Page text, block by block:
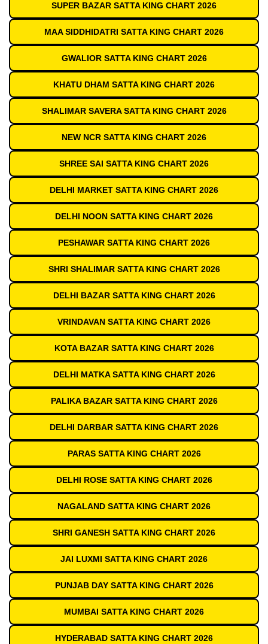
SUPER BAZAR SATTA KING CHART 2026
MAA SIDDHIDATRI SATTA KING CHART 2026
GWALIOR SATTA KING CHART 2026
KHATU DHAM SATTA KING CHART 2026
SHALIMAR SAVERA SATTA KING CHART 2026
NEW NCR SATTA KING CHART 2026
SHREE SAI SATTA KING CHART 2026
DELHI MARKET SATTA KING CHART 2026
DELHI NOON SATTA KING CHART 2026
PESHAWAR SATTA KING CHART 2026
SHRI SHALIMAR SATTA KING CHART 2026
DELHI BAZAR SATTA KING CHART 2026
VRINDAVAN SATTA KING CHART 2026
KOTA BAZAR SATTA KING CHART 2026
DELHI MATKA SATTA KING CHART 2026
PALIKA BAZAR SATTA KING CHART 2026
DELHI DARBAR SATTA KING CHART 2026
PARAS SATTA KING CHART 2026
DELHI ROSE SATTA KING CHART 2026
NAGALAND SATTA KING CHART 2026
SHRI GANESH SATTA KING CHART 2026
JAI LUXMI SATTA KING CHART 2026
PUNJAB DAY SATTA KING CHART 2026
MUMBAI SATTA KING CHART 2026
HYDERABAD SATTA KING CHART 2026